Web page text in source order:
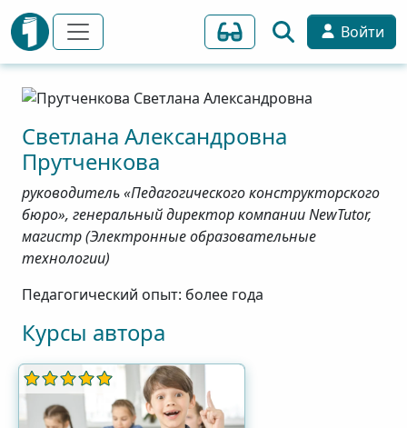
Войти
Светлана Александровна
Прутченкова
руководитель «Педагогического конструкторского
бюро», генеральный директор компании NewTutor,
магистр (Электронные образовательные
технологии)
Педагогический опыт: более года
Курсы автора